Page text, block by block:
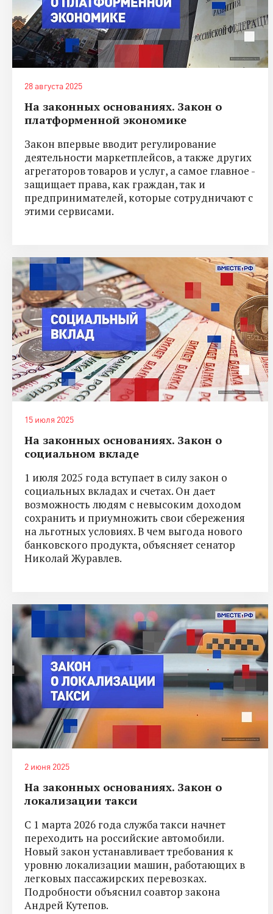
28 августа 2025
На законных основаниях. Закон о
платформенной экономике
Закон впервые вводит регулирование
деятельности маркетплейсов, а также других
агрегаторов товаров и услуг, а самое главное -
защищает права, как граждан, так и
предпринимателей, которые сотрудничают с
этими сервисами.
15 июля 2025
На законных основаниях. Закон о
социальном вкладе
1 июля 2025 года вступает в силу закон о
социальных вкладах и счетах. Он дает
возможность людям с невысоким доходом
сохранить и приумножить свои сбережения
на льготных условиях. В чем выгода нового
банковского продукта, объясняет сенатор
Николай Журавлев.
2 июня 2025
На законных основаниях. Закон о
локализации такси
С 1 марта 2026 года служба такси начнет
переходить на российские автомобили.
Новый закон устанавливает требования к
уровню локализации машин, работающих в
легковых пассажирских перевозках.
Подробности объяснил соавтор закона
Андрей Кутепов.